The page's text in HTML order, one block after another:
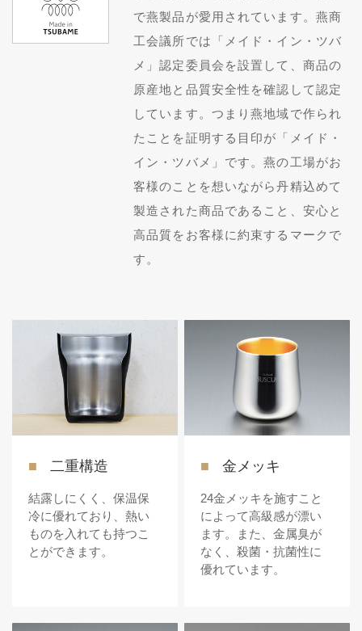
で燕製品が愛用されています。燕商
工会議所では「メイド・イン・ツバ
メ」認定委員会を設置して、商品の
原産地と品質安全性を確認して認定
しています。つまり燕地域で作られ
たことを証明する目印が「メイド・
イン・ツバメ」です。燕の工場がお
客様のことを想いながら丹精込めて
製造された商品であること、安心と
高品質をお客様に約束するマークで
す。
二重構造
結露しにくく、保温保
冷に優れており、熱い
ものを入れても持つこ
とができます。
金メッキ
24金メッキを施すこと
によって高級感が漂い
ます。また、金属臭が
なく、殺菌・抗菌性に
優れています。